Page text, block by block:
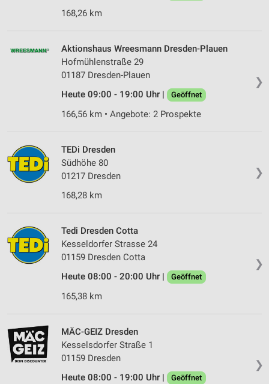
168,26 km
❯
Aktionshaus Wreesmann Dresden-Plauen
Hofmühlenstraße 29
01187 Dresden-Plauen
Heute 09:00 - 19:00 Uhr |
Geöffnet
166,56 km • Angebote: 2 Prospekte
❯
TEDi Dresden
Südhöhe 80
01217 Dresden
168,28 km
❯
Tedi Dresden Cotta
Kesseldorfer Strasse 24
01159 Dresden Cotta
Heute 08:00 - 20:00 Uhr |
Geöffnet
165,38 km
❯
MÄC-GEIZ Dresden
Kesselsdorfer Straße 1
01159 Dresden
Heute 08:00 - 19:00 Uhr |
Geöffnet